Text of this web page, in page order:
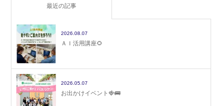
最近の記事
2026.08.07
ＡＩ活用講座🌻
2026.05.07
お出かけイベント🍓🚌